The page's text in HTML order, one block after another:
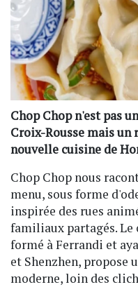
Chop Chop n'est pas
Croix-Rousse mais un
nouvelle cuisine de
Chop Chop nous
menu, sous forme
inspirée des rues
familiaux partagés. Le
formé à Ferrandi et
et Shenzhen, propose
moderne, loin des